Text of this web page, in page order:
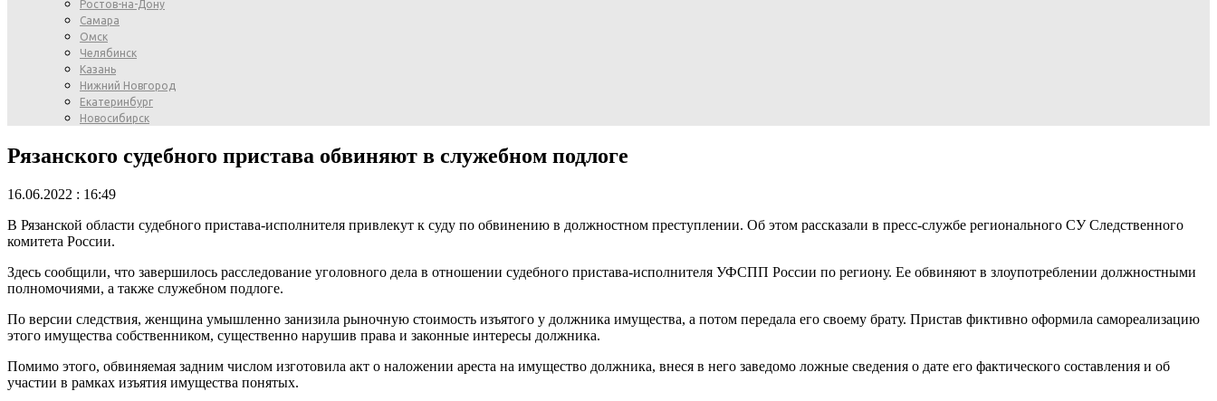
Ростов-на-Дону
Самара
Омск
Челябинск
Казань
Нижний Новгород
Екатеринбург
Новосибирск
Рязанского судебного пристава обвиняют в служебном подлоге
16.06.2022 : 16:49
В Рязанской области судебного пристава-исполнителя привлекут к суду по обвинению в должностном преступлении. Об этом рассказали в пресс-службе регионального СУ Следственного
комитета России.
Здесь сообщили, что завершилось расследование уголовного дела в отношении судебного пристава-исполнителя УФСПП России по региону. Ее обвиняют в злоупотреблении должностными
полномочиями, а также служебном подлоге.
По версии следствия, женщина умышленно занизила рыночную стоимость изъятого у должника имущества, а потом передала его своему брату. Пристав фиктивно оформила самореализацию
этого имущества собственником, существенно нарушив права и законные интересы должника.
Помимо этого, обвиняемая задним числом изготовила акт о наложении ареста на имущество должника, внеся в него заведомо ложные сведения о дате его фактического составления и об
участии в рамках изъятия имущества понятых.